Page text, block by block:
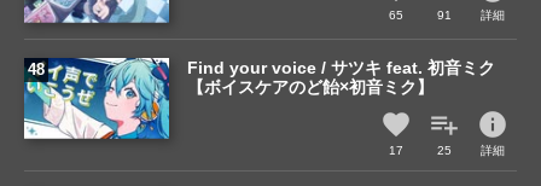
65 91 詳細
Find your voice / サツキ feat. 初音ミク
【ボイスケアのど飴×初音ミク】
17 25
info
詳細